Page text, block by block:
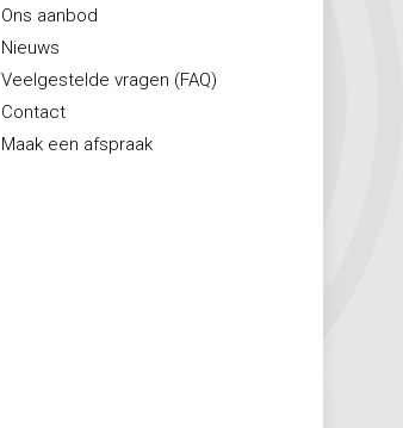
Ons aanbod
Nieuws
Veelgestelde vragen (FAQ)
Contact
Maak een afspraak